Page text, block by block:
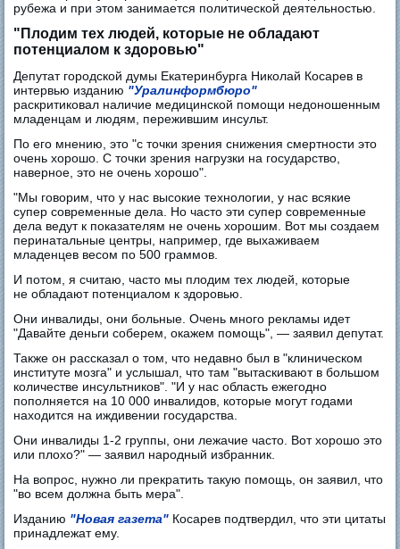
рубежа и при этом занимается политической деятельностью.
"Плодим тех людей, которые не обладают
потенциалом к здоровью"
Депутат городской думы Екатеринбурга Николай Косарев в
интервью изданию "Уралинформбюро"
раскритиковал наличие медицинской помощи недоношенным
младенцам и людям, пережившим инсульт.
По его мнению, это "с точки зрения снижения смертности это
очень хорошо. С точки зрения нагрузки на государство,
наверное, это не очень хорошо".
"Мы говорим, что у нас высокие технологии, у нас всякие
супер современные дела. Но часто эти супер современные
дела ведут к показателям не очень хорошим. Вот мы создаем
перинатальные центры, например, где выхаживаем
младенцев весом по 500 граммов.
И потом, я считаю, часто мы плодим тех людей, которые
не обладают потенциалом к здоровью.
Они инвалиды, они больные. Очень много рекламы идет
"Давайте деньги соберем, окажем помощь", — заявил депутат.
Также он рассказал о том, что недавно был в "клиническом
институте мозга" и услышал, что там "вытаскивают в большом
количестве инсультников". "И у нас область ежегодно
пополняется на 10 000 инвалидов, которые могут годами
находится на иждивении государства.
Они инвалиды 1-2 группы, они лежачие часто. Вот хорошо это
или плохо?" — заявил народный избранник.
На вопрос, нужно ли прекратить такую помощь, он заявил, что
"во всем должна быть мера".
Изданию "Новая газета" Косарев подтвердил, что эти цитаты
принадлежат ему.